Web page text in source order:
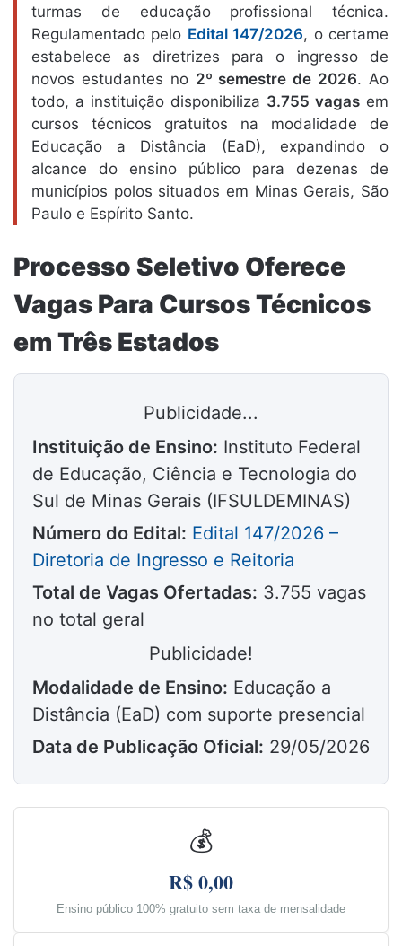
turmas de educação profissional técnica.
Regulamentado pelo Edital 147/2026, o certame
estabelece as diretrizes para o ingresso de
novos estudantes no 2º semestre de 2026. Ao
todo, a instituição disponibiliza 3.755 vagas em
cursos técnicos gratuitos na modalidade de
Educação a Distância (EaD), expandindo o
alcance do ensino público para dezenas de
municípios polos situados em Minas Gerais, São
Paulo e Espírito Santo.
Processo Seletivo Oferece
Vagas Para Cursos Técnicos
em Três Estados
Publicidade...
Instituição de Ensino: Instituto Federal
de Educação, Ciência e Tecnologia do
Sul de Minas Gerais (IFSULDEMINAS)
Número do Edital: Edital 147/2026 –
Diretoria de Ingresso e Reitoria
Total de Vagas Ofertadas: 3.755 vagas
no total geral
Publicidade!
Modalidade de Ensino: Educação a
Distância (EaD) com suporte presencial
Data de Publicação Oficial: 29/05/2026
💰
R$ 0,00
Ensino público 100% gratuito sem taxa de mensalidade